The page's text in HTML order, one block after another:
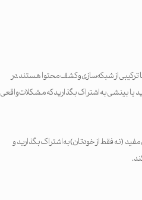
ترکیبی از شبکه‌سازی و کشف محتوا هستند. در
یا بینشی به اشتراک بگذارید که مشکلات واقعی
(نه فقط از خودتان) به اشتراک بگذارید و